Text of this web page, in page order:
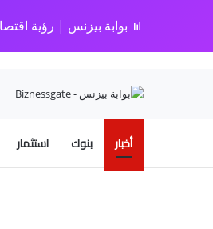
📊 بوابة بيزنس | رؤية
أخبار بنوك استثمار